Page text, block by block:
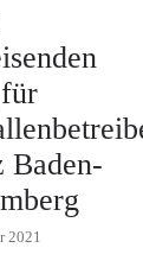
Baden-
2021